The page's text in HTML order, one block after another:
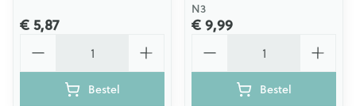
€ 5,87
Bestel
N3
€ 9,99
Bestel